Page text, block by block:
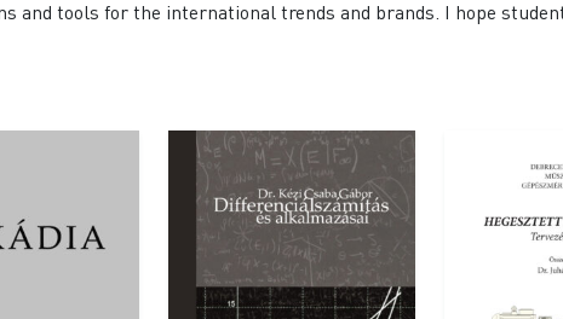
and tools for the international trends and brands. I hope